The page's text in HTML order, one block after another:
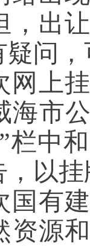
出
疑问
网上
海市
栏中和
，以
国有
资源